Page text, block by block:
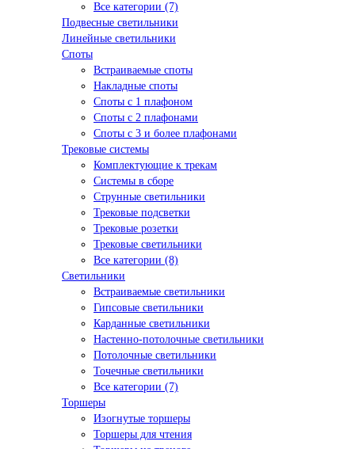
Все категории (7)
Подвесные светильники
Линейные светильники
Споты
Встраиваемые споты
Накладные споты
Споты с 1 плафоном
Споты с 2 плафонами
Споты с 3 и более плафонами
Трековые системы
Комплектующие к трекам
Системы в сборе
Струнные светильники
Трековые подсветки
Трековые розетки
Трековые светильники
Все категории (8)
Светильники
Встраиваемые светильники
Гипсовые светильники
Карданные светильники
Настенно-потолочные светильники
Потолочные светильники
Точечные светильники
Все категории (7)
Торшеры
Изогнутые торшеры
Торшеры для чтения